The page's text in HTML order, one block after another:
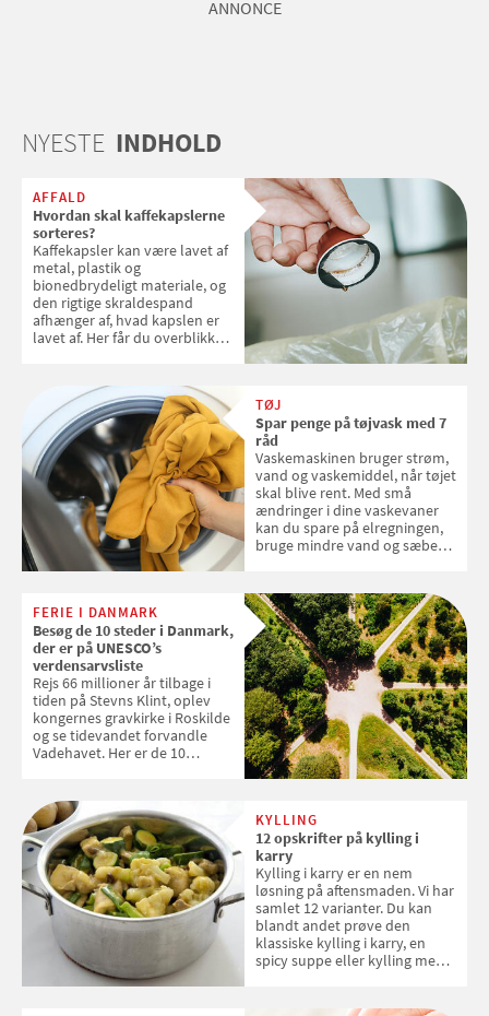
ANNONCE
NYESTE INDHOLD
AFFALD
Hvordan skal kaffekapslerne
sorteres?
Kaffekapsler kan være lavet af
metal, plastik og
bionedbrydeligt materiale, og
den rigtige skraldespand
afhænger af, hvad kapslen er
lavet af. Her får du overblikket
TØJ
Spar penge på tøjvask med 7
råd
Vaskemaskinen bruger strøm,
vand og vaskemiddel, når tøjet
skal blive rent. Med små
ændringer i dine vaskevaner
kan du spare på elregningen,
bruge mindre vand og sæbe
enkle råd til at spare penge på
tøjvasken
FERIE I DANMARK
Besøg de 10 steder i Danmark,
der er på UNESCO’s
verdensarvsliste
Rejs 66 millioner år tilbage i
tiden på Stevns Klint, oplev
kongernes gravkirke i Roskilde
og se tidevandet forvandle
Vadehavet. Her er de 10
KYLLING
12 opskrifter på kylling i
karry
Kylling i karry er en nem
løsning på aftensmaden. Vi har
samlet 12 varianter. Du kan
blandt andet prøve den
klassiske kylling i karry, en
spicy suppe eller kylling med